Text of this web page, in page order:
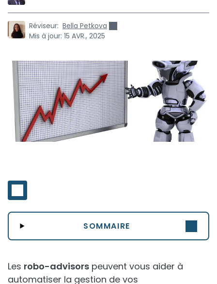
Réviseur: Bella Petkova
Mis à jour: 15 AVR., 2025
SOMMAIRE
Les robo-advisors peuvent vous aider à
automatiser la gestion de vos